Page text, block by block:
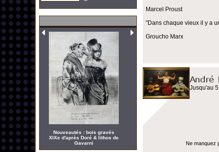
Nouveautés : bois gravés
XIXe d'après Doré & lithos de
Gavarni
Marcel Proust
"Dans chaque vieux il y a
Groucho Marx
Jusqu'au
Ne manquez